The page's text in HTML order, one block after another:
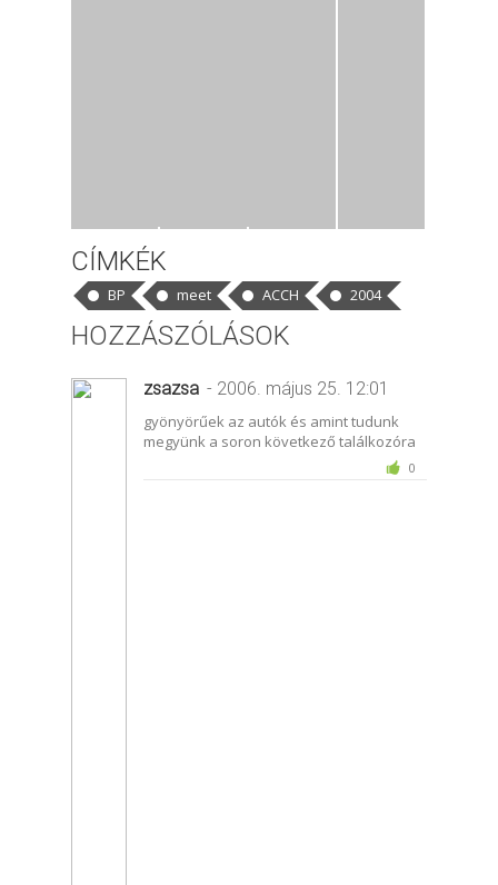
CÍMKÉK
BP meet ACCH 2004
HOZZÁSZÓLÁSOK
zsazsa - 2006. május 25. 12:01
gyönyörűek az autók és amint tudunk
megyünk a soron következő találkozóra
0